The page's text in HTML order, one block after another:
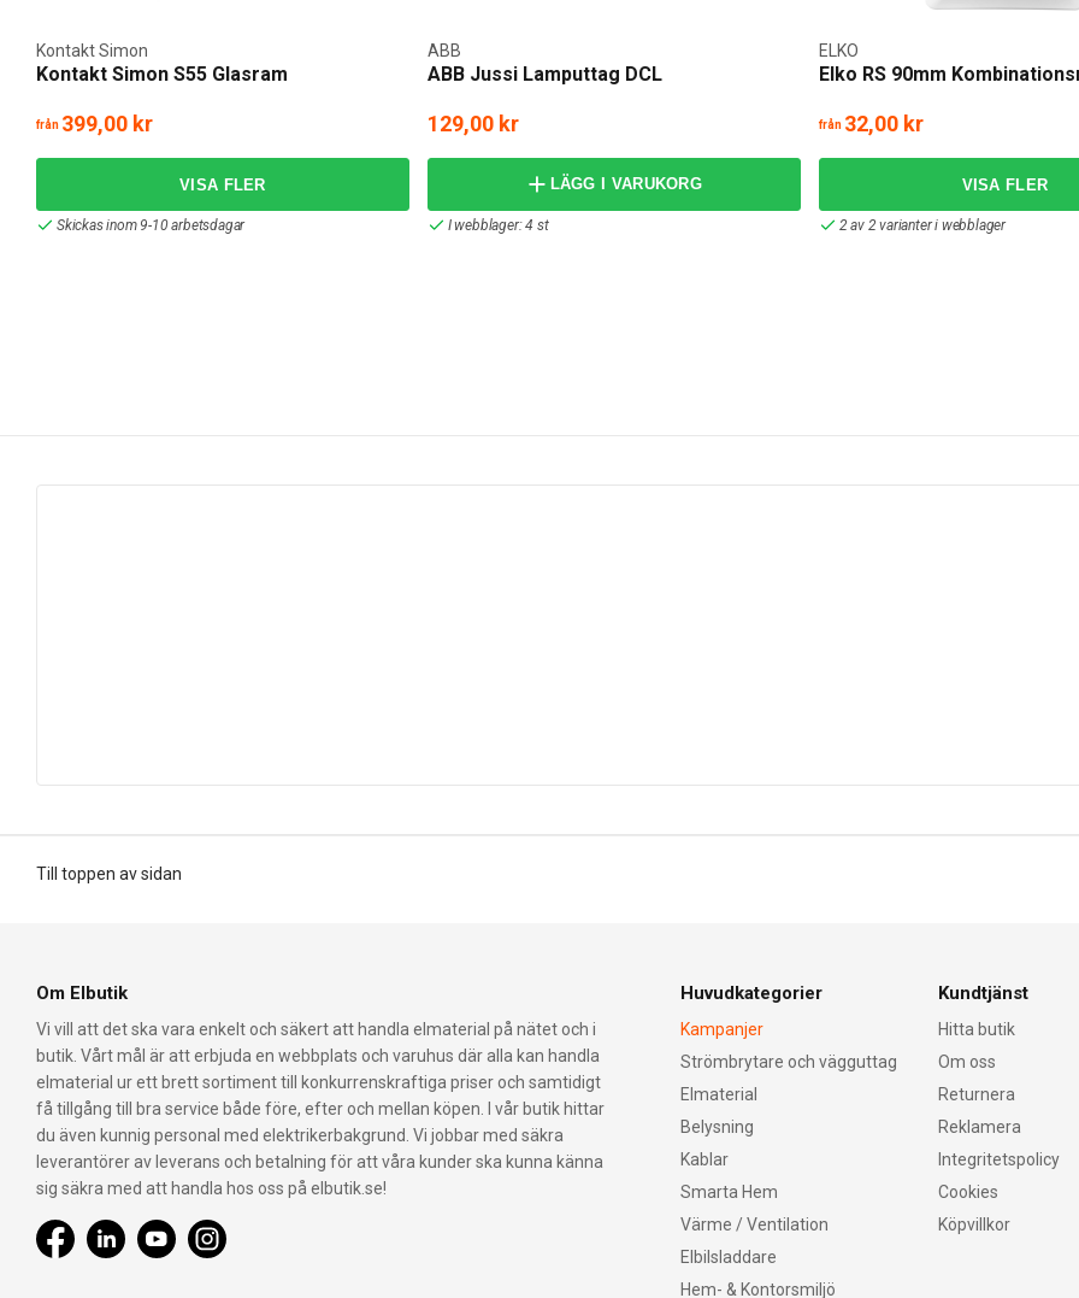
Kontakt Simon S55 Glasram
Kontakt Simon
från 399,00 kr
Skickas inom 9-10 arbetsdagar
ABB Jussi Lamputtag DCL
ABB
129,00 kr
LÄGG I VARUKORG
I webblager: 4 st
Elko RS 90mm
ELKO
från 32,00 kr
2 av 2 varianter i webblager
Till toppen av sidan
Om Elbutik
Vi vill att det ska vara enkelt och säkert att handla elmaterial på nätet och i
butik. Vårt mål är att erbjuda en webbplats och varuhus där alla kan handla
elmaterial ur ett brett sortiment till konkurrenskraftiga priser och samtidigt
få tillgång till bra service både före, efter och mellan köpen. I vår butik hittar
du även kunnig personal med elektrikerbakgrund. Vi jobbar med säkra
leverantörer av leverans och betalning för att våra kunder ska kunna känna
sig säkra med att handla hos oss på elbutik.se!
Huvudkategorier
Kampanjer
Strömbrytare och vägguttag
Elmaterial
Belysning
Kablar
Smarta Hem
Värme / Ventilation
Elbilsladdare
Hem- & Kontorsmiljö
Kundtjänst
Hitta butik
Om oss
Returnera
Reklamera
Integritetspolicy
Cookies
Köpvillkor